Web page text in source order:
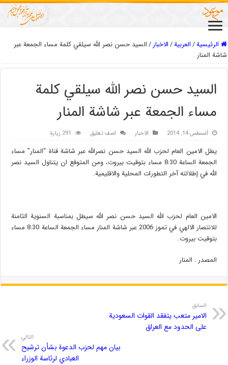
الرئيسية/العربیة/الاخبار/السيد حسن نصر الله سيلقي كلمة مساء الجمعة عبر
شاشة المنار
السيد حسن نصر الله سيلقي كلمة
مساء الجمعة عبر شاشة المنار
أغسطس 14, 2014 الاخبار اضف تعليق 291 زيارة
يطل الامين العام لحزب الله السيد حسن نصرالله عبر شاشة قناة “المنار” مساء
الجمعة الساعة 8:30 مساء بتوقيت بيروت، ومن المتوقع ان يتناول السيد نصر
الله في إطلالته آخر التطورات المحلية والاقليمية.
الامين العام لحزب الله السيد حسن نصر الله سيطل بمناسبة السنوية الثامنة
للانتصار الالهي في تموز 2006 عبر شاشة المنار مساء الجمعة الساعة 8:30 مساء
بتوقيت بيروت.
المصدر : المنار
السابق
الامير متعب يتفقد القوات السعودية
على الحدود مع العراق
التالي
بيان مهم لحزب الدعوة بشأن ترشيح
العبادي لرئاسة الوزراء